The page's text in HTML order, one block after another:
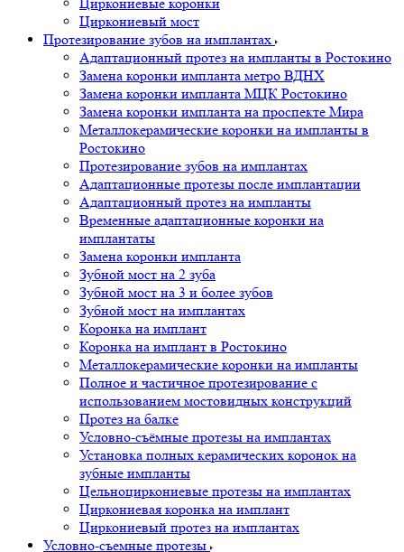
Циркониевый мост
Протезирование зубов на имплантах
Адаптационный протез на импланты в Ростокино
Замена коронки импланта метро ВДНХ
Замена коронки импланта МЦК Ростокино
Замена коронки импланта на проспекте Мира
Металлокерамические коронки на импланты в
Ростокино
Протезирование зубов на имплантах
Адаптационные протезы после имплантации
Адаптационный протез на импланты
Временные адаптационные коронки на
имплантаты
Замена коронки импланта
Зубной мост на 2 зуба
Зубной мост на 3 и более зубов
Зубной мост на имплантах
Коронка на имплант
Коронка на имплант в Ростокино
Металлокерамические коронки на импланты
Полное и частичное протезирование с
использованием мостовидных конструкций
Протез на балке
Условно-съёмные протезы на имплантах
Установка полных керамических коронок на
зубные импланты
Цельноциркониевые протезы на имплантах
Циркониевая коронка на имплант
Циркониевый протез на имплантах
Условно-съемные протезы